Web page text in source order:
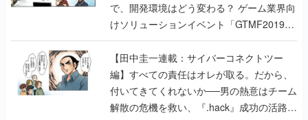
で、開発環境はどう変わる？ ゲーム業界向
けソリューションイベント「GTMF2019」
に行って、より理解を深めよう【PR】
【田中圭一連載：サイバーコネクトツー
編】すべての責任はオレが取る。だから、
付いてきてくれないか──男の熱意はチーム
解散の危機を救い、『.hack』成功の活路を